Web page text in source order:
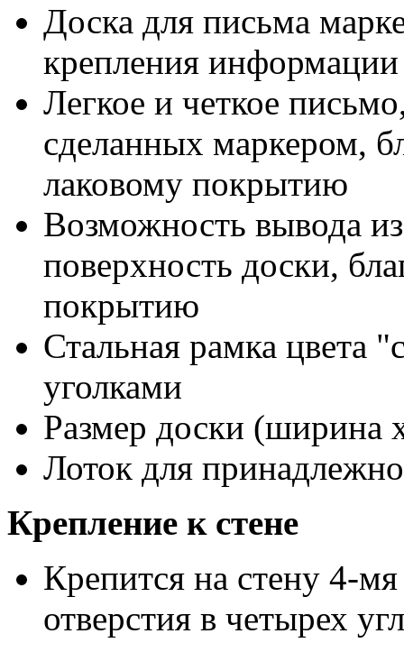
Доска для письма
крепления
Легкое и четкое
сделанных маркером,
лаковому покрытию
Возможность вывода
поверхность доски,
покрытию
Стальная рамка цвета
уголками
Размер доски (ширина
Лоток для
Крепление к стене
Крепится на стену 4-
отверстия в четырех